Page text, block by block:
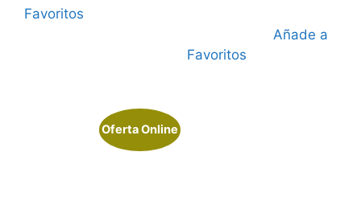
Favoritos
Añade a
Favoritos
Oferta Online